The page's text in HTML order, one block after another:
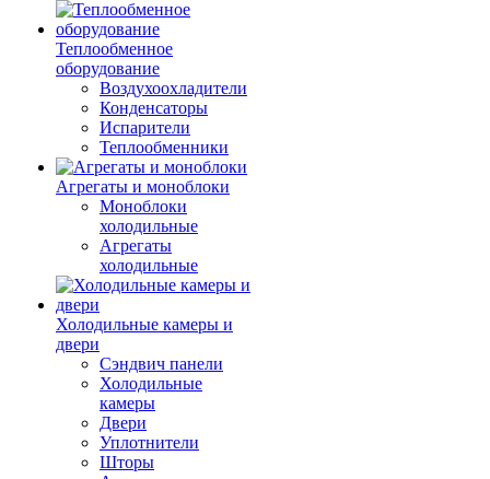
Теплообменное
оборудование
Воздухоохладители
Конденсаторы
Испарители
Теплообменники
Агрегаты и моноблоки
Моноблоки
холодильные
Агрегаты
холодильные
Холодильные камеры и
двери
Сэндвич панели
Холодильные
камеры
Двери
Уплотнители
Шторы